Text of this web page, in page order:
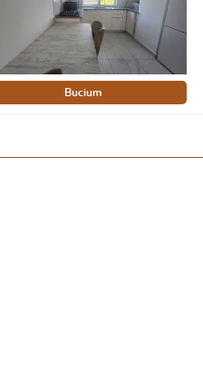
Bucium